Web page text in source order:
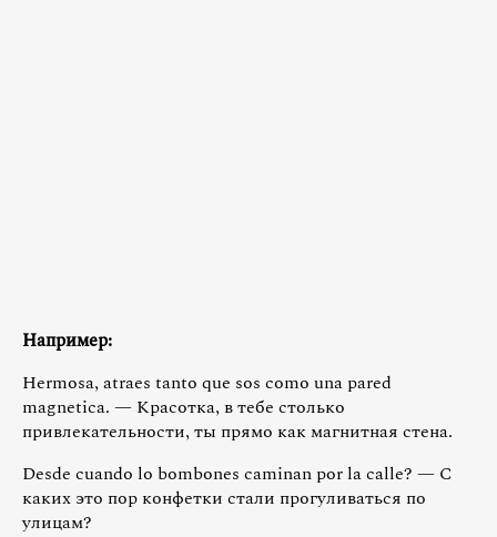
Например:
Hermosa, atraes tanto que sos como una pared
magnetica. — Красотка, в тебе столько
привлекательности, ты прямо как магнитная стена.
Desde cuando lo bombones caminan por la calle? — С
каких это пор конфетки стали прогуливаться по
улицам?